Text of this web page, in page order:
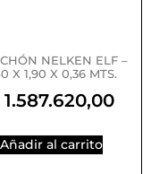
NELKEN ELF –
X 1,90 X 0,36 MTS.
1.587.620,00
Añadir al carrito